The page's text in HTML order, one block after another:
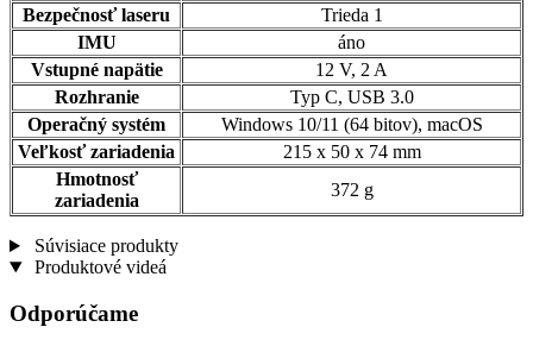
Bezpečnosť laseru
Trieda 1
IMU
áno
Vstupné napätie
12 V, 2 A
Rozhranie
Typ C, USB 3.0
Operačný systém
Windows 10/11 (64 bitov), macOS
Veľkosť zariadenia
215 x 50 x 74 mm
Hmotnosť
zariadenia
372 g
Súvisiace produkty
Produktové videá
Odporúčame